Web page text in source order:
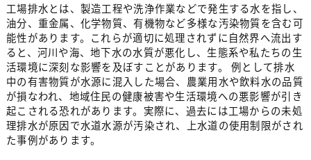
工場排水とは、製造工程や洗浄作業などで発生する水を指し、
油分、重金属、化学物質、有機物など多様な汚染物質を含む可
能性があります。これらが適切に処理されずに自然界へ流出す
ると、河川や海、地下水の水質が悪化し、生態系や私たちの生
活環境に深刻な影響を及ぼすことがあります。 例として排水
中の有害物質が水源に混入した場合、農業用水や飲料水の品質
が損なわれ、地域住民の健康被害や生活環境への悪影響が引き
起こされる恐れがあります。実際に、過去には工場からの未処
理排水が原因で水道水源が汚染され、上水道の使用制限がされ
た事例があります。